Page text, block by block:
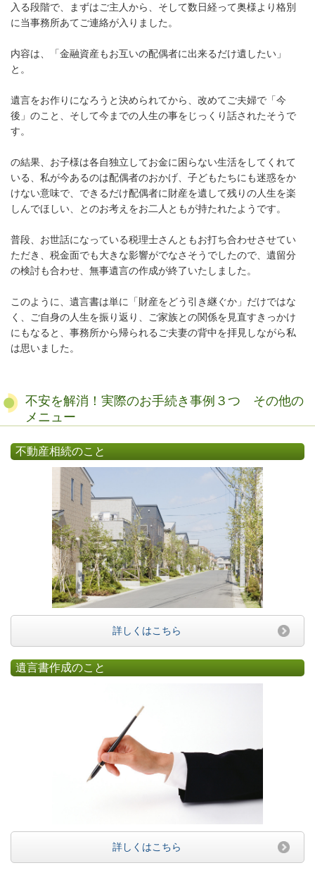
入る段階で、まずはご主人から、そして数日経って奥様より格別
に当事務所あてご連絡が入りました。
内容は、「金融資産もお互いの配偶者に出来るだけ遺したい」
と。
遺言をお作りになろうと決められてから、改めてご夫婦で「今
後」のこと、そして今までの人生の事をじっくり話されたそうで
す。
の結果、お子様は各自独立してお金に困らない生活をしてくれて
いる、私が今あるのは配偶者のおかげ、子どもたちにも迷惑をか
けない意味で、できるだけ配偶者に財産を遺して残りの人生を楽
しんでほしい、とのお考えをお二人ともが持たれたようです。
普段、お世話になっている税理士さんともお打ち合わせさせてい
ただき、税金面でも大きな影響がでなさそうでしたので、遺留分
の検討も合わせ、無事遺言の作成が終了いたしました。
このように、遺言書は単に「財産をどう引き継ぐか」だけではな
く、ご自身の人生を振り返り、ご家族との関係を見直すきっかけ
にもなると、事務所から帰られるご夫妻の背中を拝見しながら私
は思いました。
不安を解消！実際のお手続き事例３つ その他の
メニュー
不動産相続のこと
詳しくはこちら
遺言書作成のこと
詳しくはこちら